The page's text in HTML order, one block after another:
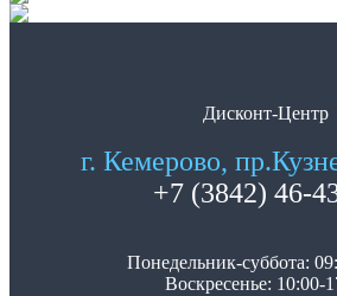
Дисконт-Центр
г. Кемерово,
+7 (3842) 46-
Понедельник-суббота:
Воскресенье: 10:00-